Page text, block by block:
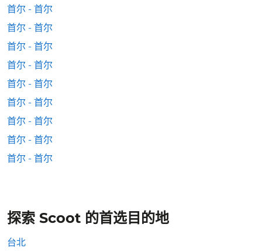
首尔 - 首尔
首尔 - 首尔
首尔 - 首尔
首尔 - 首尔
首尔 - 首尔
首尔 - 首尔
首尔 - 首尔
首尔 - 首尔
首尔 - 首尔
探索 Scoot 的首选目的地
台北